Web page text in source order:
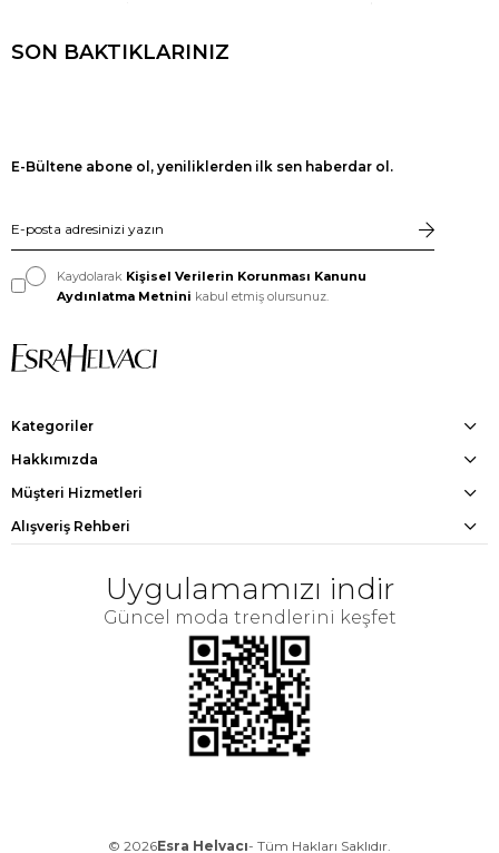
SON BAKTIKLARINIZ
E-Bültene abone ol, yeniliklerden ilk sen haberdar ol.
Kaydolarak Kişisel Verilerin Korunması Kanunu
Aydınlatma Metnini kabul etmiş olursunuz.
Kategoriler
Hakkımızda
Müşteri Hizmetleri
Alışveriş Rehberi
Uygulamamızı indir
Güncel moda trendlerini keşfet
© 2026Esra Helvacı- Tüm Hakları Saklıdır.